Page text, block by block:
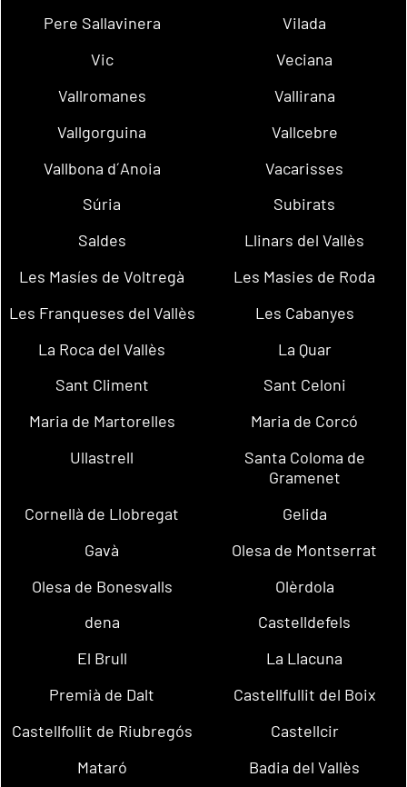
Pere Sallavinera
Vilada
Vic
Veciana
Vallromanes
Vallirana
Vallgorguina
Vallcebre
Vallbona d´Anoia
Vacarisses
Súria
Subirats
Saldes
Llinars del Vallès
Les Masíes de Voltregà
Les Masies de Roda
Les Franqueses del Vallès
Les Cabanyes
La Roca del Vallès
La Quar
Sant Climent
Sant Celoni
Maria de Martorelles
Maria de Corcó
Ullastrell
Santa Coloma de
Gramenet
Cornellà de Llobregat
Gelida
Gavà
Olesa de Montserrat
Olesa de Bonesvalls
Olèrdola
dena
Castelldefels
El Brull
La Llacuna
Premià de Dalt
Castellfullit del Boix
Castellfollit de Riubregós
Castellcir
Mataró
Badia del Vallès